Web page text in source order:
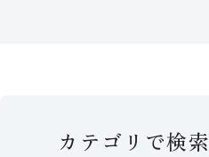
カテゴリで検索